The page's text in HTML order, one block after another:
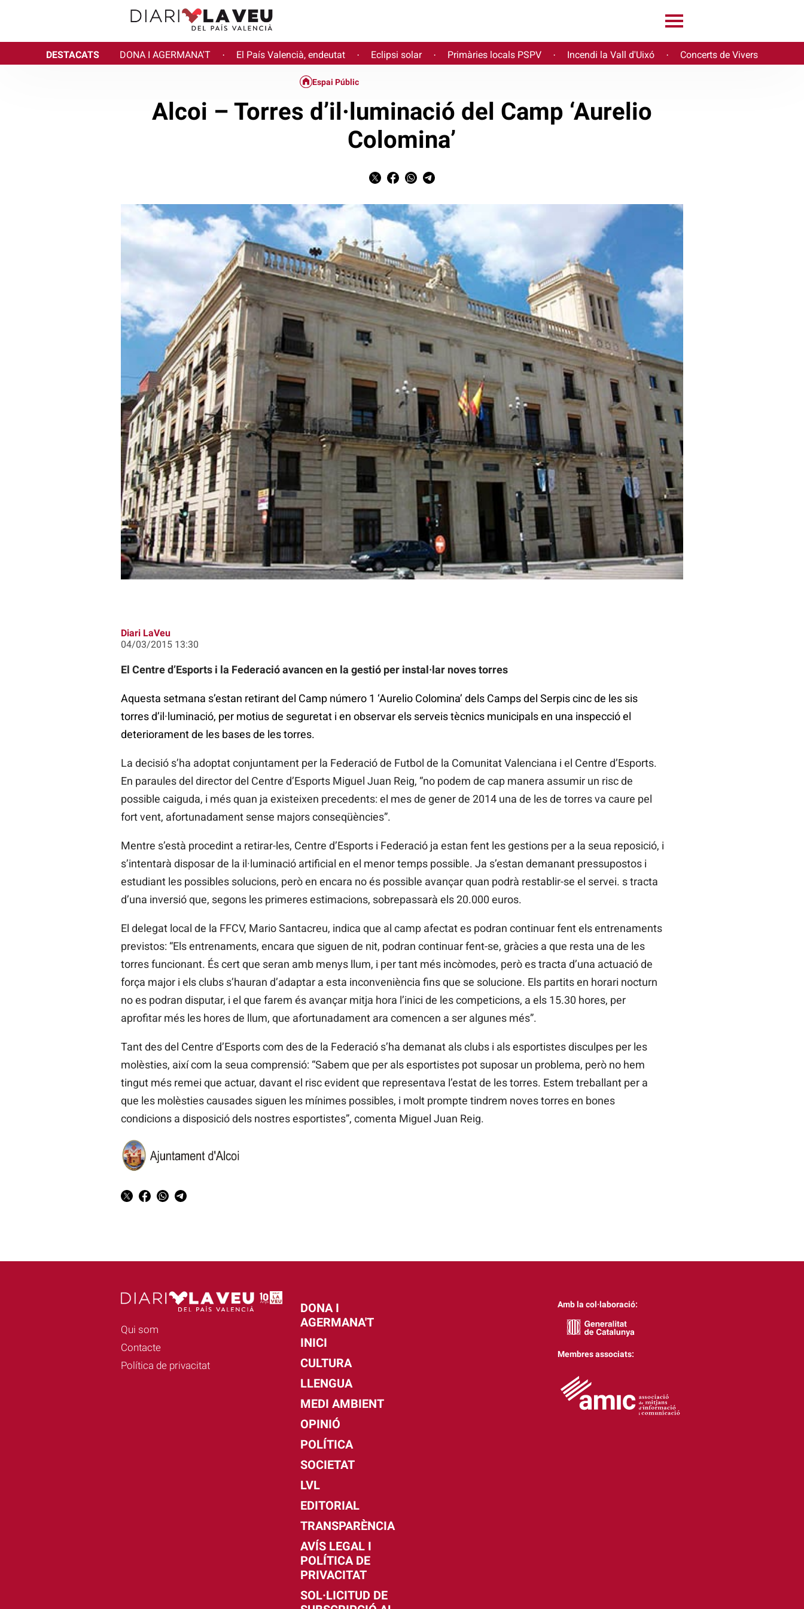
DESTACATS DONA I AGERMANA'T · El País Valencià, endeutat · Eclipsi solar · Primàries locals PSPV · Incendi la Vall d'Uixó · Concerts de Vivers
Espai Públic
Alcoi – Torres d’il·luminació del Camp ‘Aurelio
Colomina’
Diari LaVeu
04/03/2015 13:30
El Centre d’Esports i la Federació avancen en la gestió per instal·lar noves torres
Aquesta setmana s’estan retirant del Camp número 1 ‘Aurelio Colomina’ dels Camps del Serpis cinc de les sis
torres d’il·luminació, per motius de seguretat i en observar els serveis tècnics municipals en una inspecció el
deteriorament de les bases de les torres.
La decisió s’ha adoptat conjuntament per la Federació de Futbol de la Comunitat Valenciana i el Centre d’Esports.
En paraules del director del Centre d’Esports Miguel Juan Reig, “no podem de cap manera assumir un risc de
possible caiguda, i més quan ja existeixen precedents: el mes de gener de 2014 una de les de torres va caure pel
fort vent, afortunadament sense majors conseqüències”.
Mentre s’està procedint a retirar-les, Centre d’Esports i Federació ja estan fent les gestions per a la seua reposició, i
s’intentarà disposar de la il·luminació artificial en el menor temps possible. Ja s’estan demanant pressupostos i
estudiant les possibles solucions, però en encara no és possible avançar quan podrà restablir-se el servei. s tracta
d’una inversió que, segons les primeres estimacions, sobrepassarà els 20.000 euros.
El delegat local de la FFCV, Mario Santacreu, indica que al camp afectat es podran continuar fent els entrenaments
previstos: “Els entrenaments, encara que siguen de nit, podran continuar fent-se, gràcies a que resta una de les
torres funcionant. És cert que seran amb menys llum, i per tant més incòmodes, però es tracta d’una actuació de
força major i els clubs s’hauran d’adaptar a esta inconveniència fins que se solucione. Els partits en horari nocturn
no es podran disputar, i el que farem és avançar mitja hora l’inici de les competicions, a els 15.30 hores, per
aprofitar més les hores de llum, que afortunadament ara comencen a ser algunes més”.
Tant des del Centre d’Esports com des de la Federació s’ha demanat als clubs i als esportistes disculpes per les
molèsties, així com la seua comprensió: “Sabem que per als esportistes pot suposar un problema, però no hem
tingut més remei que actuar, davant el risc evident que representava l’estat de les torres. Estem treballant per a
que les molèsties causades siguen les mínimes possibles, i molt prompte tindrem noves torres en bones
condicions a disposició dels nostres esportistes”, comenta Miguel Juan Reig.
Qui som
Contacte
Política de privacitat
DONA I
AGERMANA'T
INICI
CULTURA
LLENGUA
MEDI AMBIENT
OPINIÓ
POLÍTICA
SOCIETAT
LVL
EDITORIAL
TRANSPARÈNCIA
AVÍS LEGAL I
POLÍTICA DE
PRIVACITAT
SOL·LICITUD DE
Amb la col·laboració:
Membres associats: